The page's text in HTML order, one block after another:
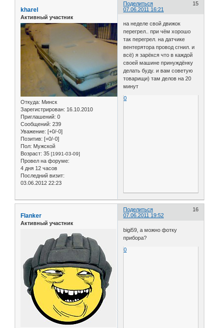
Поделиться
15
07.06.2011 16:21
kharel
Активный участник
Откуда: Минск
Зарегистрирован: 16.10.2010
Приглашений: 0
Сообщений: 239
Уважение: [+0/-0]
Позитив: [+0/-0]
Пол: Мужской
Возраст: 35 [1991-03-09]
Провел на форуме:
4 дня 12 часов
Последний визит:
03.06.2012 22:23
на неделе свой движок
перегрел.. при чём хорошо
так перегрел. на датчике
вентерятора провод сгнил. и
всё) я зарёкся что в каждой
своей машине принуждёнку
делать буду. и вам советую
товарищи) там делов на 20
минут
0
Поделиться
16
07.06.2011 19:52
Flanker
Активный участник
bigi59, а можно фотку
прибора?
0